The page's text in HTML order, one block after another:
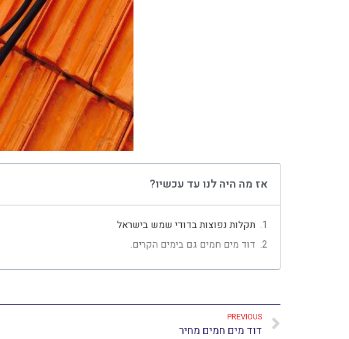
אז מה היה לנו עד עכשיו?
תקלות נפוצות בדודי שמש בישראל
דוד מים חמים גם בימים הקרים.
PREVIOUS
דוד מים חמים מחיר